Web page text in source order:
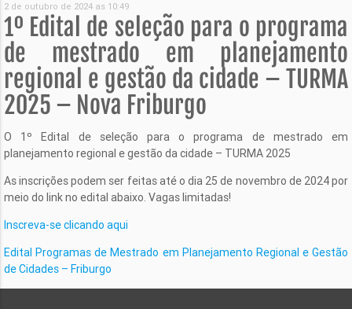
2 de outubro de 2024 as 10:49
1º Edital de seleção para o programa
de mestrado em planejamento
regional e gestão da cidade – TURMA
2025 – Nova Friburgo
O 1º Edital de seleção para o programa de mestrado em
planejamento regional e gestão da cidade – TURMA 2025
As inscrições podem ser feitas até o dia 25 de novembro de 2024 por
meio do link no edital abaixo. Vagas limitadas!
Inscreva-se clicando aqui
Edital Programas de Mestrado em Planejamento Regional e Gestão
de Cidades – Friburgo